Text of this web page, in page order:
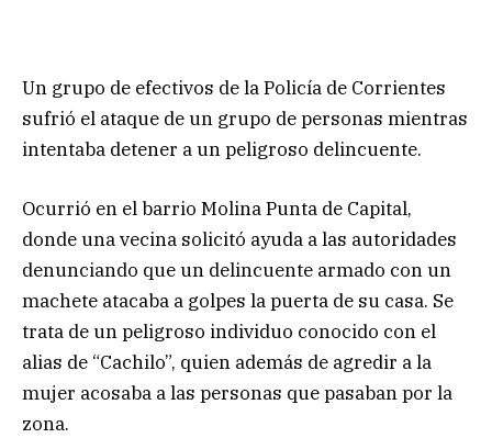
Un grupo de efectivos de la Policía de Corrientes
sufrió el ataque de un grupo de personas mientras
intentaba detener a un peligroso delincuente.
Ocurrió en el barrio Molina Punta de Capital,
donde una vecina solicitó ayuda a las autoridades
denunciando que un delincuente armado con un
machete atacaba a golpes la puerta de su casa. Se
trata de un peligroso individuo conocido con el
alias de “Cachilo”, quien además de agredir a la
mujer acosaba a las personas que pasaban por la
zona.